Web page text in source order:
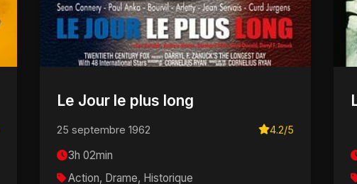
Le Jour le plus long
25 septembre 1962 4.2/5
3h 02min
Action, Drame, Historique